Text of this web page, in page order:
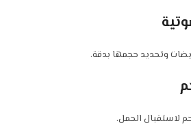
وتحديد حجمها بدقة.
لاستقبال الحمل.